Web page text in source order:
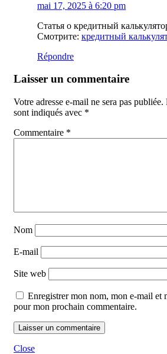
mai 17, 2025 à 6:20 pm
Статья о кредитный
Смотрите: кредитный
Répondre
Laisser un commentaire
Votre adresse e-mail ne sera pas publiée.
sont indiqués avec *
Commentaire *
Nom
E-mail
Site web
Enregistrer mon nom, mon e-mail et
pour mon prochain commentaire.
Close